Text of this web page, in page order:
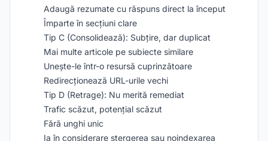
Adaugă rezumate cu răspuns direct la început
Împarte în secțiuni clare
Tip C (Consolidează): Subțire, dar duplicat
Mai multe articole pe subiecte similare
Unește-le într-o resursă cuprinzătoare
Redirecționează URL-urile vechi
Tip D (Retrage): Nu merită remediat
Trafic scăzut, potențial scăzut
Fără unghi unic
Ia în considerare ștergerea sau noindexarea